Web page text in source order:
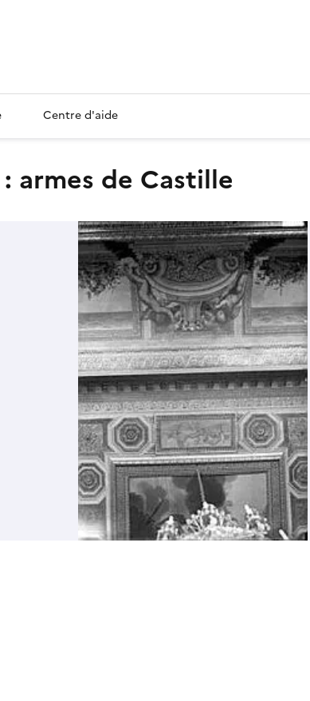
Centre d'aide
armes de Castille